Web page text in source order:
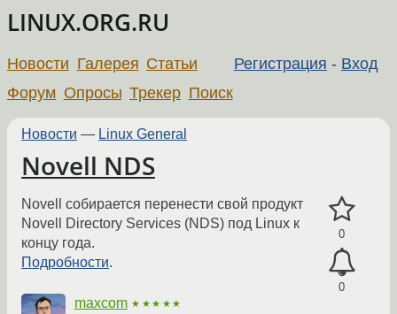
LINUX.ORG.RU
Регистрация - Вход
Новости Галерея Статьи
Форум Опросы Трекер Поиск
Новости — Linux General
Novell NDS
0
0
Novell собирается перенести свой продукт
Novell Directory Services (NDS) под Linux к
концу года.
Подробности.
maxcom ★★★★★